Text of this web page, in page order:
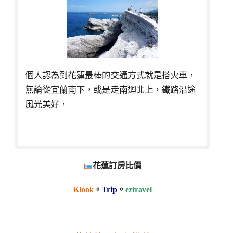
個人認為到花蓮最棒的交通方式就是搭火車，
無論從宜蘭南下，或是走南迴北上，鐵路沿途
風光美好，
花蓮訂房比價
Klook 。 Trip 。 eztravel